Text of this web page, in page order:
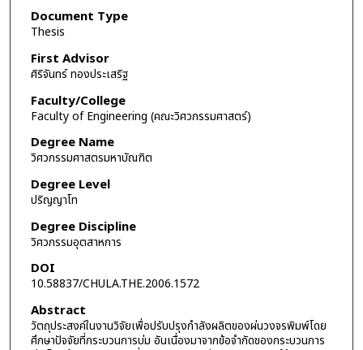
Document Type
Thesis
First Advisor
ศิริจันทร์ ทองประเสริฐ
Faculty/College
Faculty of Engineering (คณะวิศวกรรมศาสตร์)
Degree Name
วิศวกรรมศาสตรมหาบัณฑิต
Degree Level
ปริญญาโท
Degree Discipline
วิศวกรรมอุตสาหการ
DOI
10.58837/CHULA.THE.2006.1572
Abstract
วัตถุประสงค์ในงานวิจัยเพื่อปรับปรุงกำลังผลิตของผ่นวงจรพิมพ์โดย
ศึกษาปัจจัยที่กระบวนการบ่ม อันเนื่องมาจากข้อจำกัดของกระบวนการ